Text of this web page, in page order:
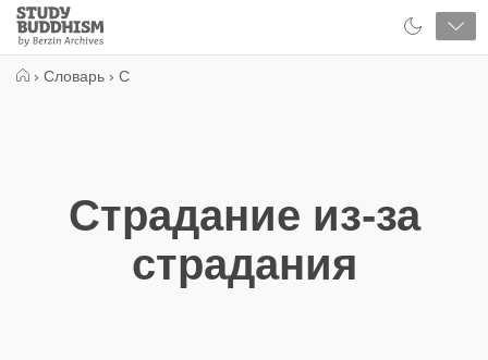
Close
Study
Buddhism
› Словарь › С
Страдание из-за
страдания